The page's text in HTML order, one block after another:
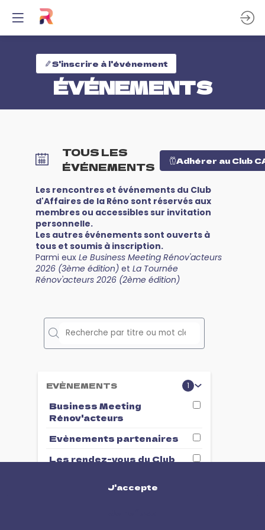
S'inscrire à l'événement
ÉVÉNEMENTS
TOUS LES
ÉVÉNEMENTS
Adhérer au Club
Les rencontres et événements du Club
d'Affaires de la Réno sont réservés aux
membres ou accessibles sur invitation
personnelle.
Les autres événements sont ouverts à
tous et soumis à inscription.
Parmi eux Le Business Meeting Rénov'acteurs
2026 (3ème édition) et La Tournée
Rénov'acteurs 2026 (2ème édition)
EVÈNEMENTS 1
Business Meeting
Rénov'acteurs
Evènements partenaires
Les rendez-vous du Club
Tournée Rénov'acteurs
J'accepte